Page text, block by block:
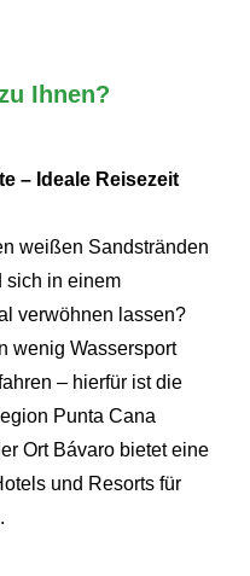
Ihnen?
– Ideale Reisezeit
weißen Sandstränden
sich in einem
verwöhnen lassen?
wenig Wassersport
– hierfür ist die
Punta Cana
Ort Bávaro bietet eine
und Resorts für